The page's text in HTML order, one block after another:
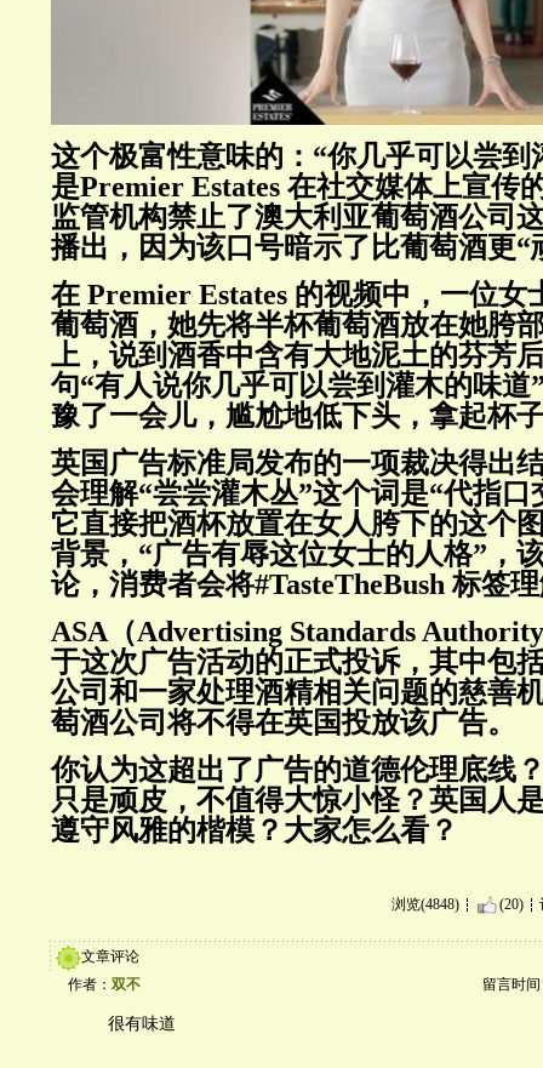
这个极富性意味的：“你几乎可以尝到
是Premier Estates 在社交媒体上宣传
监管机构禁止了澳大利亚葡萄酒公司
播出，因为该口号暗示了比葡萄酒更“
在 Premier Estates 的视频中，一位女
葡萄酒， 她先将半杯葡萄酒放在她胯
上， 说到酒香中含有大地泥土的芬芳
句“有人说你几乎可以尝到灌木的味道
豫了一会儿，尴尬地低下头，拿起杯
英国广告标准局发布的一项裁决得出
会理解“尝尝灌木丛”这个词是“代指
它直接把酒杯放置在女人胯下的这个
背景，“广告有辱这位女士的人格”，
论，消费者会将#TasteTheBush 标签
ASA（Advertising Standards
于这次广告活动的正式投诉，其中包
公司和一家处理酒精相关问题的慈善
萄酒公司将不得在英国投放该广告。
你认为这超出了广告的道德伦理底线
只是顽皮，不值得大惊小怪？英国人
遵守风雅的楷模？大家怎么看？
浏览(4848) (20)
文章评论
作者： 双不 留言时间
很有味道